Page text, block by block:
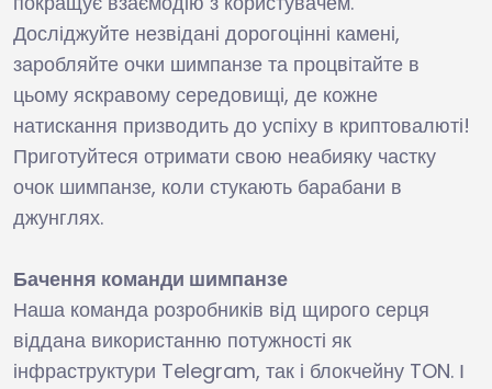
Досліджуйте незвідані дорогоцінні камені,
заробляйте очки шимпанзе та процвітайте в
цьому яскравому середовищі, де кожне
натискання призводить до успіху в криптовалюті!
Приготуйтеся отримати свою неабияку частку
очок шимпанзе, коли стукають барабани в
джунглях.
Бачення команди шимпанзе
Наша команда розробників від щирого серця
віддана використанню потужності як
інфраструктури Telegram, так і блокчейну TON. І